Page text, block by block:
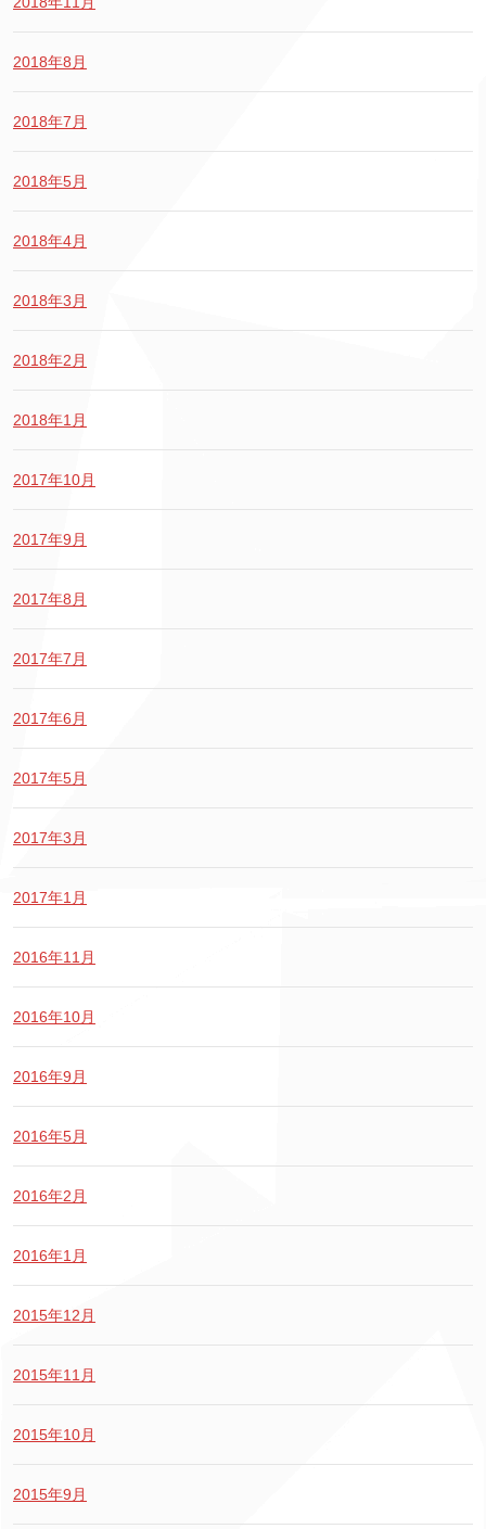
2018年8月
2018年7月
2018年5月
2018年4月
2018年3月
2018年2月
2018年1月
2017年10月
2017年9月
2017年8月
2017年7月
2017年6月
2017年5月
2017年3月
2017年1月
2016年11月
2016年10月
2016年9月
2016年5月
2016年2月
2016年1月
2015年12月
2015年11月
2015年10月
2015年9月